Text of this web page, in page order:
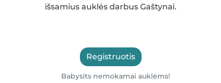
išsamius auklės darbus Gaštynai.
Registruotis
Babysits nemokamai auklėms!